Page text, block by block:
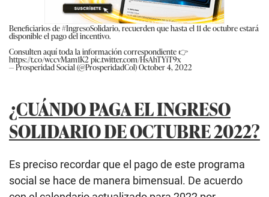
Beneficiarios de#IngresoSolidario, recuerden que hasta el 11 de octubre estará
disponible el pago del incentivo.
Consulten aquí toda la información correspondiente 👉
https://t.co/wccvMam1K2pic.twitter.com/HsAhTYiT9x
— Prosperidad Social (@ProsperidadCol)October 4, 2022
¿CUÁNDO PAGA EL INGRESO
SOLIDARIO DE OCTUBRE 2022?
Es preciso recordar que el pago de este programa
social se hace de manera bimensual. De acuerdo